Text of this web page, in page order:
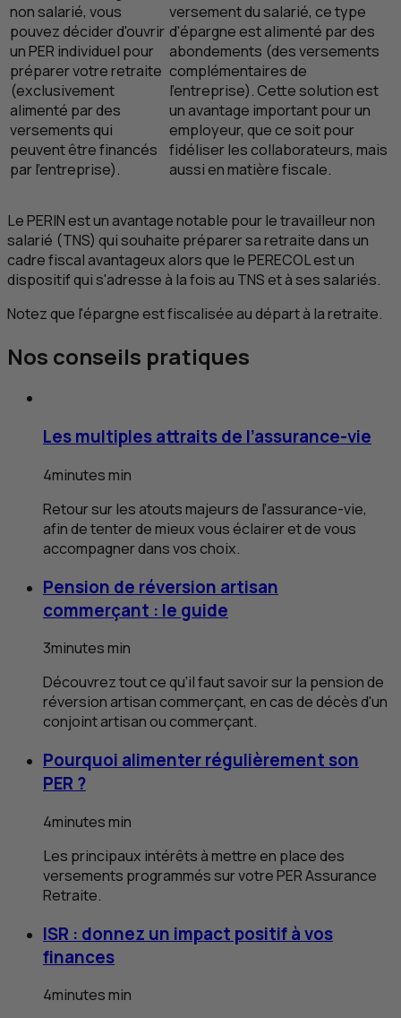
non salarié, vous
pouvez décider d'ouvrir
unPER individuel pour
préparer votre retraite
(exclusivement
alimenté par des
versements qui
peuvent être financés
par l'entreprise).
versement du salarié, ce type
d'épargne est alimenté par des
abondements (des versements
complémentaires de
l'entreprise). Cette solution est
un avantage important pour un
employeur, que ce soit pour
fidéliser les collaborateurs, mais
aussi en matière fiscale.
Le PERIN est un avantage notable pour le travailleur non
salarié (TNS) qui souhaite préparer sa retraite dans un
cadre fiscal avantageux alors que le PERECOL est un
dispositif qui s'adresse à la fois au TNSet à ses salariés.
Notez que l'épargne est fiscalisée au départ à la retraite.
Nos conseils pratiques
Les multiples attraits de l’assurance-vie
4minutesmin
Retour sur les atouts majeurs de l’assurance-vie,
afin de tenter de mieux vous éclairer et de vous
accompagner dans vos choix.
Pension de réversion artisan
commerçant : le guide
3minutesmin
Découvrez tout ce qu’il faut savoir sur la pension de
réversion artisan commerçant, en cas de décès d'un
conjoint artisan ou commerçant.
Pourquoi alimenter régulièrement son
PER ?
4minutesmin
Les principaux intérêts à mettre en place des
versements programmés sur votrePERAssurance
Retraite.
ISR : donnez un impact positif à vos
finances
4minutesmin